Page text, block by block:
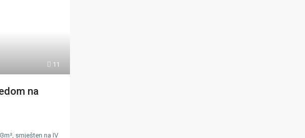
11
na
smješten na IV